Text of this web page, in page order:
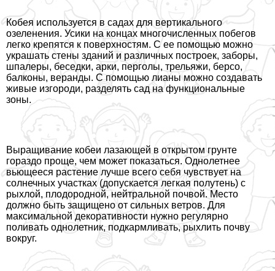
Кобея используется в садах для вертикального
озеленения. Усики на концах многочисленных побегов
легко крепятся к поверхностям. С ее помощью можно
украшать стены зданий и различных построек, заборы,
шпалеры, беседки, арки, перголы, трельяжи, берсо,
балконы, веранды. С помощью лианы можно создавать
живые изгороди, разделять сад на функциональные
зоны.
Выращивание кобеи лазающей в открытом грунте
гораздо проще, чем может показаться. Однолетнее
вьющееся растение лучше всего себя чувствует на
солнечных участках (допускается легкая полутень) с
рыхлой, плодородной, нейтральной почвой. Место
должно быть защищено от сильных ветров. Для
максимальной декоративности нужно регулярно
поливать однолетник, подкармливать, рыхлить почву
вокруг.